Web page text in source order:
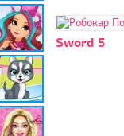
Sword 5